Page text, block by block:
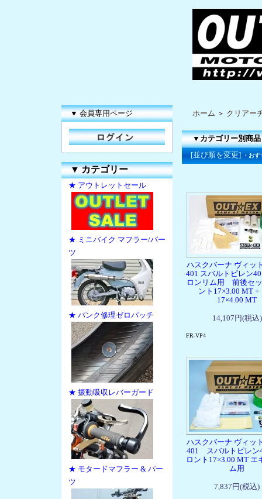
▼ 会員専用ページ
▼カテゴリー
★ アウトレットセール
★ ミニバイク マフラー/パー
ツ
★ パンク修理ゼロパッチ
★ 振動吸収レバーガード
★ モタードマフラー & パー
ツ
ホーム ＞ クリアー
▼カテゴリー別商品
[並び順を変更]
・お
ハスクバーナ ヴィッ
401 スバルトピレン
ロンリム用 前後セ
ント17×3.00 MT +
17×4.00 MT
14,107円(税込)
FR-VP4
ハスクバーナ ヴィッ
401 スバルトピレ
ロント17×3.00 MT エ
ム用
7,837円(税込)